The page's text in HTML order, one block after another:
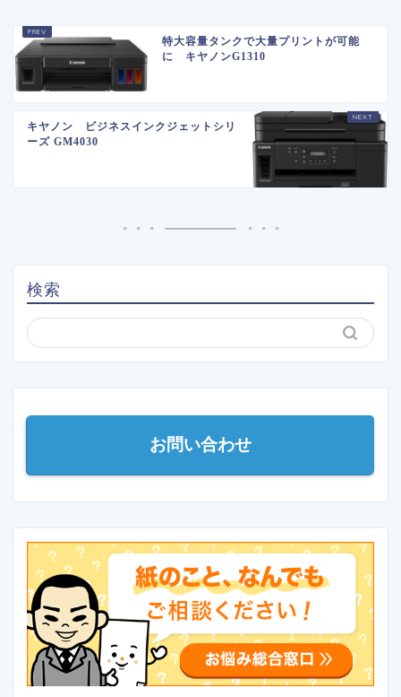
特大容量タンクで大量プリントが可能
に キヤノンG1310
キヤノン ビジネスインクジェットシリ
ーズ GM4030
検索
お問い合わせ